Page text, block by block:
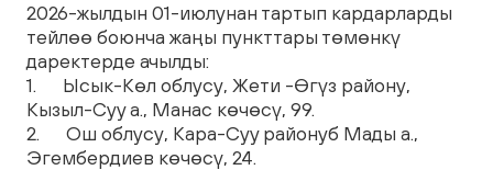
2026-жылдын 01-июлунан тартып кардарларды
тейлөө боюнча жаңы пункттары төмөнкү
даректерде ачылды:
1. Ысык-Көл облусу, Жети -Өгүз району,
Кызыл-Суу а., Манас көчөсү, 99.
2. Ош облусу, Кара-Суу районуб Мады а.,
Эгембердиев көчөсү, 24.